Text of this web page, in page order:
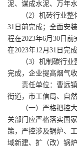
泥、谋成水泥、万年
（2）机砖行业整体
31日前完成；全面安
程在2023年6月30日
在2023年12月31日完成
（3）机制碳行业整
完成，企业提高烟气
责任单位：曹远镇
街道，市工信局、自
（一）严格把控大
关部门应严格落实国
策，严控涉及锅炉、
域新建、扩（改）锅